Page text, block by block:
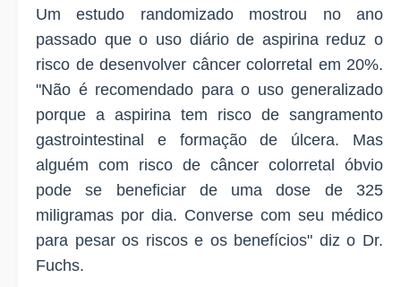
Um estudo randomizado mostrou no ano
passado que o uso diário de aspirina reduz o
risco de desenvolver câncer colorretal em 20%.
"Não é recomendado para o uso generalizado
porque a aspirina tem risco de sangramento
gastrointestinal e formação de úlcera. Mas
alguém com risco de câncer colorretal óbvio
pode se beneficiar de uma dose de 325
miligramas por dia. Converse com seu médico
para pesar os riscos e os benefícios" diz o Dr.
Fuchs.